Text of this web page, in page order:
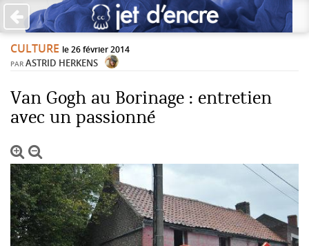
PAS DE COMMENTAIRES ×
Laisser une réponse
champs obligatoires sont indiqués avec *
Jet d'Encre vous prie d'inscrire vos commentaires dans un
esprit de dialogue et les limites du respect de chacun.
Merci.
Commentaire
CULTURE le 26 février 2014
PAR ASTRID HERKENS
Van Gogh au Borinage : entretien
avec un passionné